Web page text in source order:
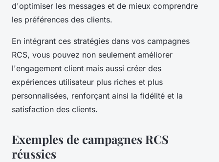
d'optimiser les messages et de mieux comprendre
les préférences des clients.
En intégrant ces stratégies dans vos campagnes
RCS, vous pouvez non seulement améliorer
l'engagement client mais aussi créer des
expériences utilisateur plus riches et plus
personnalisées, renforçant ainsi la fidélité et la
satisfaction des clients.
Exemples de campagnes RCS
réussies